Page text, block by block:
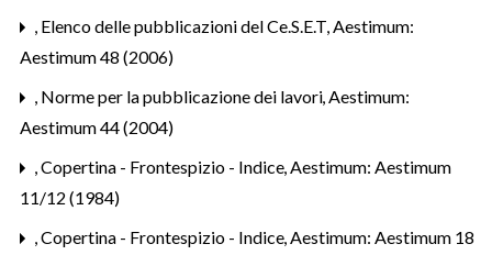
, Elenco delle pubblicazioni del Ce.S.E.T,Aestimum:
Aestimum 48 (2006)
, Norme per la pubblicazione dei lavori,Aestimum:
Aestimum 44 (2004)
,Copertina - Frontespizio - Indice,Aestimum: Aestimum
11/12 (1984)
,Copertina - Frontespizio - Indice,Aestimum: Aestimum 18